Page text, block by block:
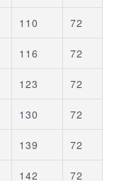
110 72
116 72
123 72
130 72
139 72
142 72